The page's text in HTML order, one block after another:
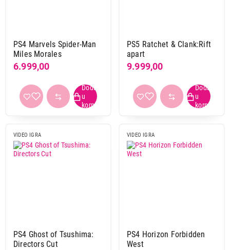
PS4 Marvels Spider-Man
Miles Morales
6.999,00
PS5 Ratchet & Clank:Rift
apart
9.999,00
VIDEO IGRA
PS4 Ghost of Tsushima:
Directors Cut
VIDEO IGRA
PS4 Horizon Forbidden
West